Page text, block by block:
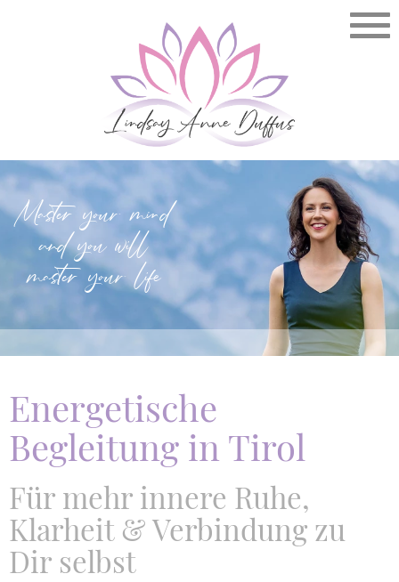
Master your mind
and you will
master your life
Energetische
Begleitung in Tirol
Für mehr innere Ruhe,
Klarheit & Verbindung zu
Dir selbst